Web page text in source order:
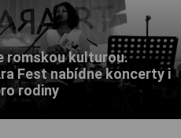
romskou kulturou.
Fest nabídne koncerty i
rodiny